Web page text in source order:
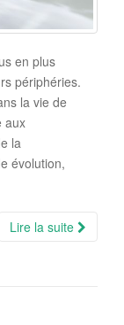
en plus
périphéries.
la vie de
aux
la
évolution,
Lire la suite